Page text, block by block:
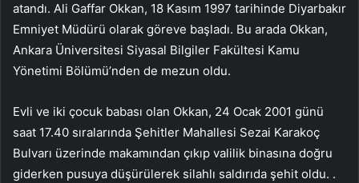
atandı. Ali Gaffar Okkan, 18 Kasım 1997 tarihinde Diyarbakır
Emniyet Müdürü olarak göreve başladı. Bu arada Okkan,
Ankara Üniversitesi Siyasal Bilgiler Fakültesi Kamu
Yönetimi Bölümü’nden de mezun oldu.
Evli ve iki çocuk babası olan Okkan, 24 Ocak 2001 günü
saat 17.40 sıralarında Şehitler Mahallesi Sezai Karakoç
Bulvarı üzerinde makamından çıkıp valilik binasına doğru
giderken pusuya düşürülerek silahlı saldırıda şehit oldu. .